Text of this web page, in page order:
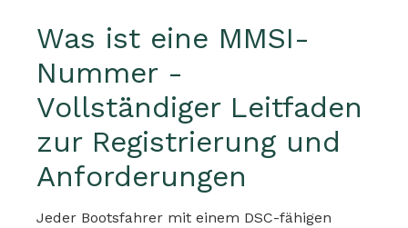
Was ist eine MMSI-
Nummer -
Vollständiger Leitfaden
zur Registrierung und
Anforderungen
Jeder Bootsfahrer mit einem DSC-fähigen